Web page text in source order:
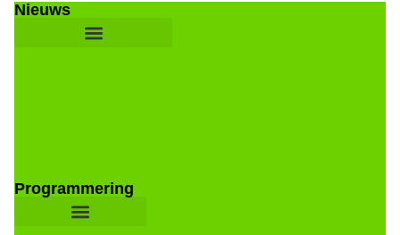
Nieuws
Programmering